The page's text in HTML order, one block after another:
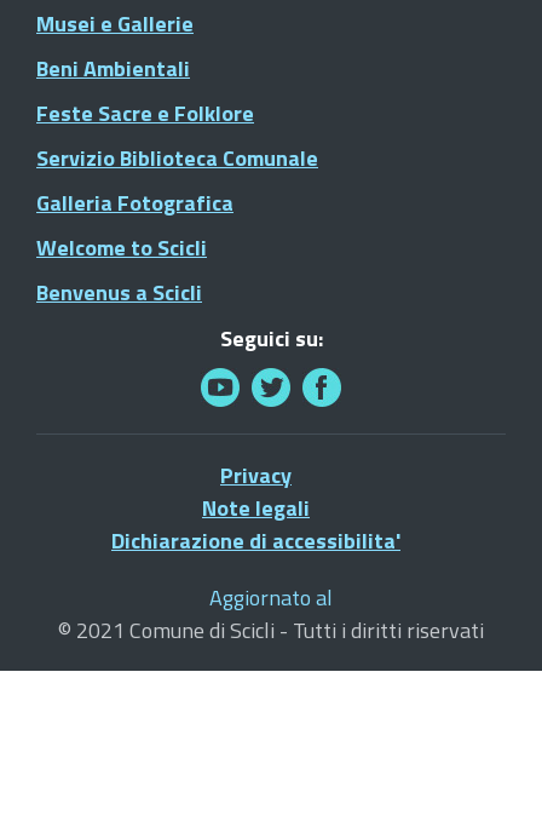
Musei e Gallerie
Beni Ambientali
Feste Sacre e Folklore
Servizio Biblioteca Comunale
Galleria Fotografica
Welcome to Scicli
Benvenus a Scicli
Seguici su:
Privacy
Note legali
Dichiarazione di accessibilita'
Aggiornato al
© 2021 Comune di Scicli - Tutti i diritti riservati